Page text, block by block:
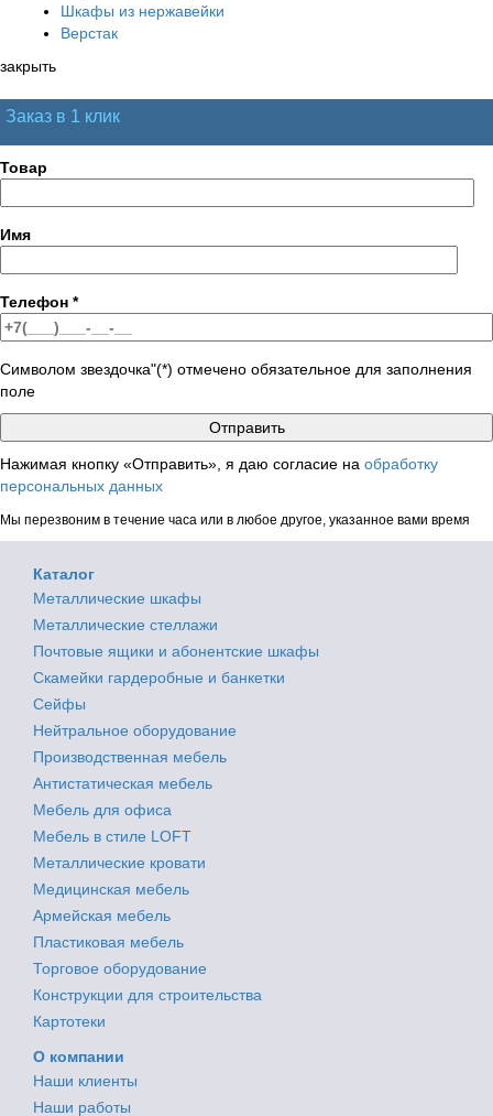
Шкафы из нержавейки
Верстак
закрыть
Заказ в 1 клик
Товар
Имя
Телефон *
Символом звездочка"(*) отмечено обязательное для заполнения
поле
Нажимая кнопку «Отправить», я даю согласие на обработку
персональных данных
Мы перезвоним в течение часа или в любое другое, указанное вами время
Каталог
Металлические шкафы
Металлические стеллажи
Почтовые ящики и абонентские шкафы
Скамейки гардеробные и банкетки
Сейфы
Нейтральное оборудование
Производственная мебель
Антистатическая мебель
Мебель для офиса
Мебель в стиле LOFT
Металлические кровати
Медицинская мебель
Армейская мебель
Пластиковая мебель
Торговое оборудование
Конструкции для строительства
Картотеки
О компании
Наши клиенты
Наши работы